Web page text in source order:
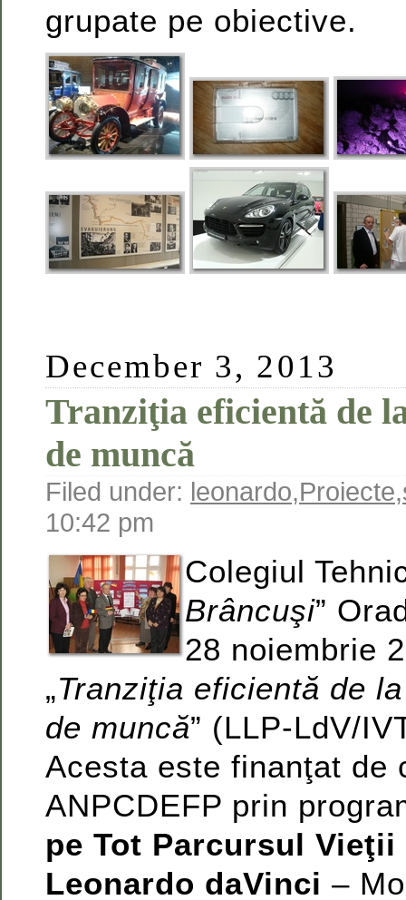
grupate pe obiective.
December 3, 2013
Tranziţia eficientă de
de muncă
Filed under: leonardo,Proiecte,
10:42 pm
Colegiul
Brâncuşi”
28 noiembrie
„Tranziţia eficientă de
de muncă” (LLP-LdV/
Acesta este finanţat de
ANPCDEFP prin
pe Tot Parcursul Vieţii
Leonardo daVinci –